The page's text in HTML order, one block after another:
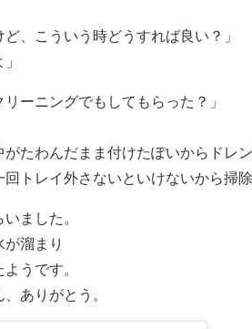
、こういう時どうすれば良い？」
ーニングでもしてもらった？」
たわんだまま付けたぽいからドレ
トレイ外さないといけないから掃除
ました。
溜まり
うです。
ありがとう。